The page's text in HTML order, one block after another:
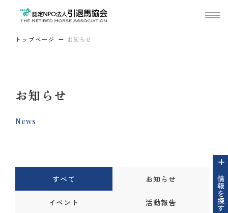
トップページ お知らせ
お知らせ
News
情報を探す
すべて お知らせ
イベント 活動報告